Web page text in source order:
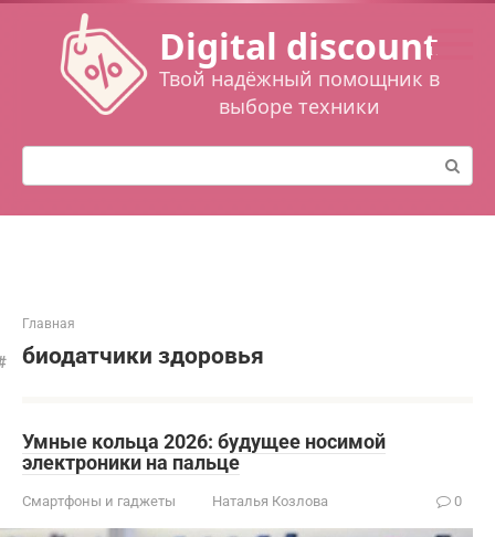
Перейти
контенту
Digital discount
Твой надёжный помощник в
выборе техники
Поиск:
Главная
биодатчики здоровья
Умные кольца 2026: будущее носимой
электроники на пальце
Смартфоны и гаджеты Наталья Козлова 0